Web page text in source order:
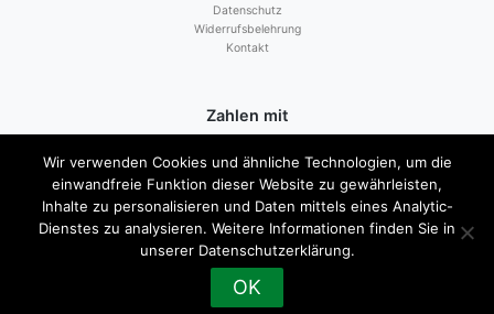
Datenschutz
Widerrufsbelehrung
Kontakt
Zahlen mit
Impressum
Vertrag widerrufen
Wir verwenden Cookies und ähnliche Technologien, um die
einwandfreie Funktion dieser Website zu gewährleisten,
Inhalte zu personalisieren und Daten mittels eines Analytic-
Dienstes zu analysieren. Weitere Informationen finden Sie in
unserer Datenschutzerklärung.
OK